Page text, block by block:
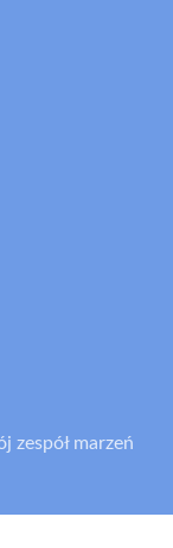
zespół marzeń